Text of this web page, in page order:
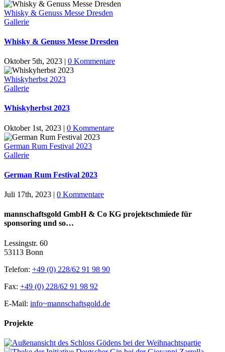
Whisky & Genuss Messe Dresden
Gallerie
Whisky & Genuss Messe Dresden
Oktober 5th, 2023 | 0 Kommentare
Whiskyherbst 2023
Gallerie
Whiskyherbst 2023
Oktober 1st, 2023 | 0 Kommentare
German Rum Festival 2023
Gallerie
German Rum Festival 2023
Juli 17th, 2023 | 0 Kommentare
mannschaftsgold GmbH & Co KG projektschmiede für
sponsoring und so…
Lessingstr. 60
53113 Bonn
Telefon: +49 (0) 228/62 91 98 90
Fax: +49 (0) 228/62 91 98 92
E-Mail: info~mannschaftsgold.de
Projekte